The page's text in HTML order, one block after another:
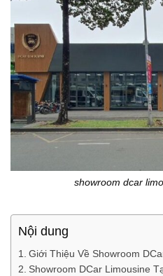
showroom dcar
Nội dung
Giới Thiệu Về Showroom
Showroom DCar Limousine